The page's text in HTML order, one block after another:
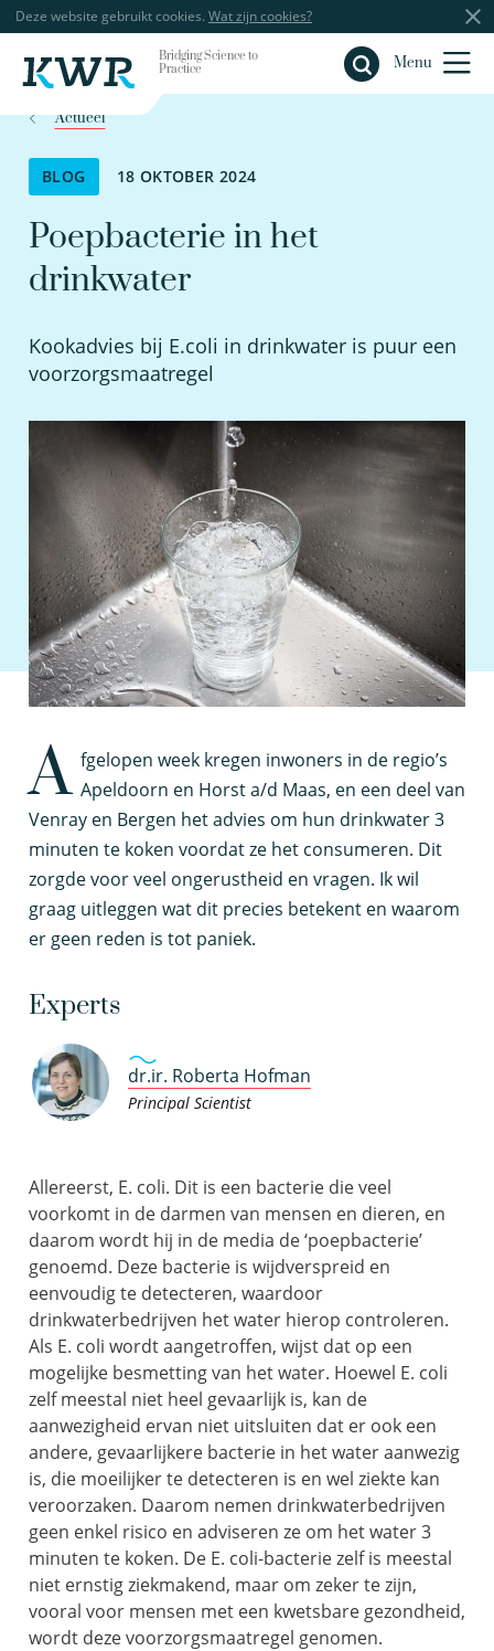
Deze website gebruikt cookies. Wat zijn cookies?
Bridging Science to
Practice
Menu
Sluiten
Actueel
BLOG 18 OKTOBER 2024
Poepbacterie in het
drinkwater
Kookadvies bij E.coli in drinkwater is puur een
voorzorgsmaatregel
A fgelopen week kregen inwoners in de regio’s
Apeldoorn en Horst a/d Maas, en een deel van
Venray en Bergen het advies om hun drinkwater 3
minuten te koken voordat ze het consumeren. Dit
zorgde voor veel ongerustheid en vragen. Ik wil
graag uitleggen wat dit precies betekent en waarom
er geen reden is tot paniek.
Experts
dr.ir. Roberta Hofman
Principal Scientist
Allereerst, E. coli. Dit is een bacterie die veel
voorkomt in de darmen van mensen en dieren, en
daarom wordt hij in de media de ‘poepbacterie’
genoemd. Deze bacterie is wijdverspreid en
eenvoudig te detecteren, waardoor
drinkwaterbedrijven het water hierop controleren.
Als E. coli wordt aangetroffen, wijst dat op een
mogelijke besmetting van het water. Hoewel E. coli
zelf meestal niet heel gevaarlijk is, kan de
aanwezigheid ervan niet uitsluiten dat er ook een
andere, gevaarlijkere bacterie in het water aanwezig
is, die moeilijker te detecteren is en wel ziekte kan
veroorzaken. Daarom nemen drinkwaterbedrijven
geen enkel risico en adviseren ze om het water 3
minuten te koken. De E. coli-bacterie zelf is meestal
niet ernstig ziekmakend, maar om zeker te zijn,
vooral voor mensen met een kwetsbare gezondheid,
wordt deze voorzorgsmaatregel genomen.